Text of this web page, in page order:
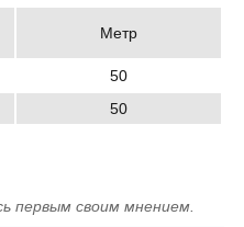
Метр
50
50
первым своим мнением.